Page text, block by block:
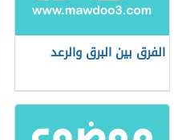
الفرق بين البرق والرعد